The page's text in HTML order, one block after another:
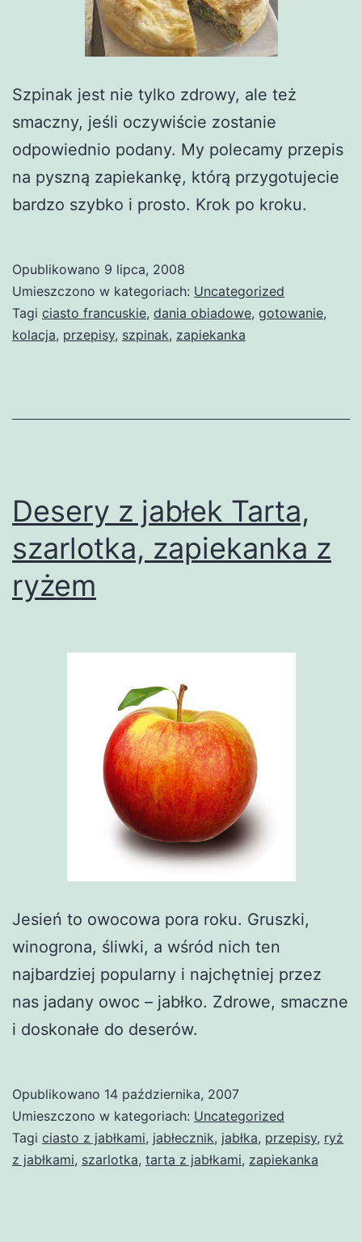
Szpinak jest nie tylko zdrowy, ale też
smaczny, jeśli oczywiście zostanie
odpowiednio podany. My polecamy przepis
na pyszną zapiekankę, którą przygotujecie
bardzo szybko i prosto. Krok po kroku.
Opublikowano 9 lipca, 2008
Umieszczono w kategoriach: Uncategorized
Tagi ciasto francuskie, dania obiadowe, gotowanie,
kolacja, przepisy, szpinak, zapiekanka
Desery z jabłek Tarta,
szarlotka, zapiekanka z
ryżem
Jesień to owocowa pora roku. Gruszki,
winogrona, śliwki, a wśród nich ten
najbardziej popularny i najchętniej przez
nas jadany owoc – jabłko. Zdrowe, smaczne
i doskonałe do deserów.
Opublikowano 14 października, 2007
Umieszczono w kategoriach: Uncategorized
Tagi ciasto z jabłkami, jabłecznik, jabłka, przepisy, ryż
z jabłkami, szarlotka, tarta z jabłkami, zapiekanka